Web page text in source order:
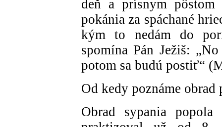
deň a prísnym
pokánia za spáchané
kým to nedám do
spomína Pán Ježiš:
potom sa budú postiť“
Od kedy poznáme obrad
Obrad sypania